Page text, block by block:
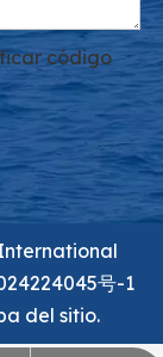
号-1
del sitio.